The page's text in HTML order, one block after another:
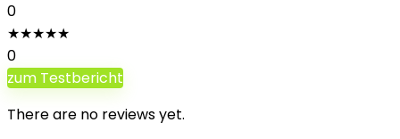
0
★★★★★
0
zum Testbericht
There are no reviews yet.